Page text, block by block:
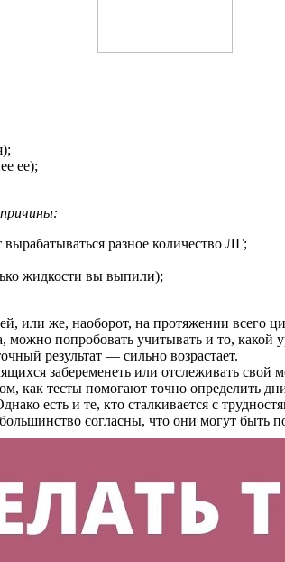
ее);
разное количество ЛГ;
жидкости вы выпили);
или же, наоборот, на протяжении
попробовать учитывать и то, какой
результат — сильно возрастает.
забеременеть или отслеживать
как тесты помогают точно определить
есть и те, кто сталкивается с
согласны, что они могут